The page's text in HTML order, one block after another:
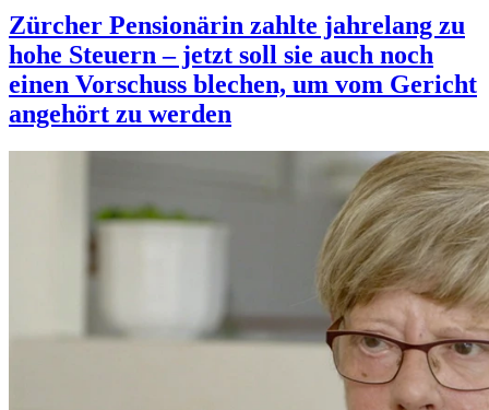
Zürcher Pensionärin zahlte jahrelang zu
hohe Steuern – jetzt soll sie auch noch
einen Vorschuss blechen, um vom Gericht
angehört zu werden